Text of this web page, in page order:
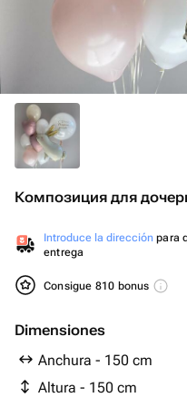
Композиция для
Introduce la dirección para
entrega
Consigue 810 bonus
Dimensiones
Anchura - 150 cm
Altura - 150 cm